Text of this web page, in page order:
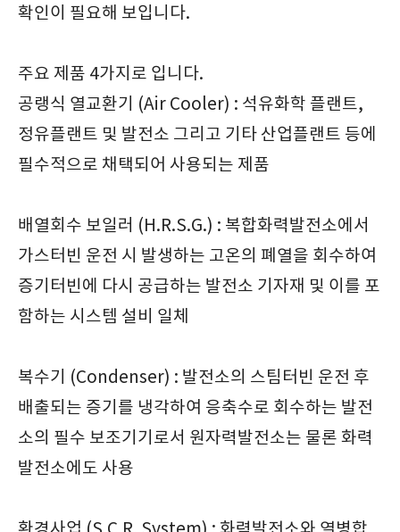
확인이 필요해 보입니다.
주요 제품 4가지로 입니다.
공랭식 열교환기 (Air Cooler) : 석유화학 플랜트,
정유플랜트 및 발전소 그리고 기타 산업플랜트 등에
필수적으로 채택되어 사용되는 제품
배열회수 보일러 (H.R.S.G.) : 복합화력발전소에서
가스터빈 운전 시 발생하는 고온의 폐열을 회수하여
증기터빈에 다시 공급하는 발전소 기자재 및 이를 포
함하는 시스템 설비 일체
복수기 (Condenser) : 발전소의 스팀터빈 운전 후
배출되는 증기를 냉각하여 응축수로 회수하는 발전
소의 필수 보조기기로서 원자력발전소는 물론 화력
발전소에도 사용